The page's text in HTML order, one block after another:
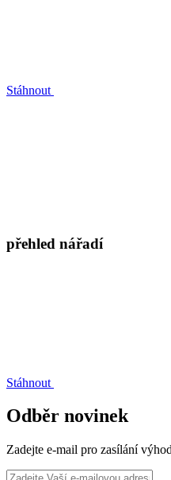
Stáhnout
přehled nářadí
Stáhnout
Odběr novinek
Zadejte e-mail pro zasílání